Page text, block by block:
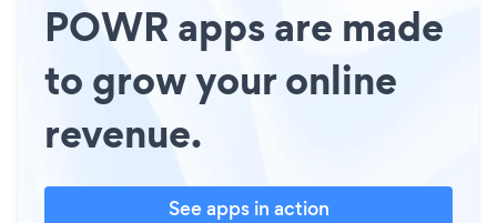
POWR apps are made
to grow your online
revenue.
See apps in action